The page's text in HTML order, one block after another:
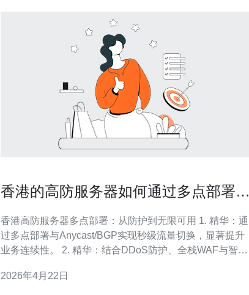
香港的高防服务器如何通过多点部署实
香港高防服务器多点部署：从防护到无限可用 1. 精华：通
过多点部署与Anycast/BGP实现秒级流量切换，显著提升
业务连续性。 2. 精华：结合DDoS防护、全栈WAF与智能
RTO/RPO指标驱动演练与自动化，确保高峰与攻击期仍能
2026年4月22日